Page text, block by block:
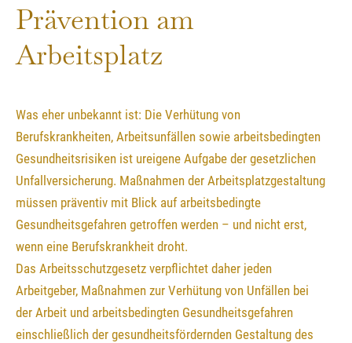
Prävention am
Arbeitsplatz
Was eher unbekannt ist: Die Verhütung von
Berufskrankheiten, Arbeitsunfällen sowie arbeitsbedingten
Gesundheitsrisiken ist ureigene Aufgabe der gesetzlichen
Unfallversicherung. Maßnahmen der Arbeitsplatzgestaltung
müssen präventiv mit Blick auf arbeitsbedingte
Gesundheitsgefahren getroffen werden – und nicht erst,
wenn eine Berufskrankheit droht.
Das Arbeitsschutzgesetz verpflichtet daher jeden
Arbeitgeber, Maßnahmen zur Verhütung von Unfällen bei
der Arbeit und arbeitsbedingten Gesundheitsgefahren
einschließlich der gesundheitsfördernden Gestaltung des